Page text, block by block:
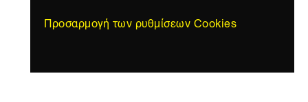
Προσαρμογή των ρυθμίσεων Cookies